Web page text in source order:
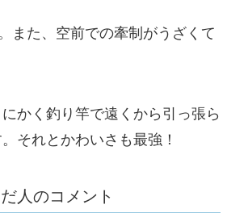
また、空前での牽制がうざくて
かく釣り竿で遠くから引っ張ら
それとかわいさも最強！
人のコメント